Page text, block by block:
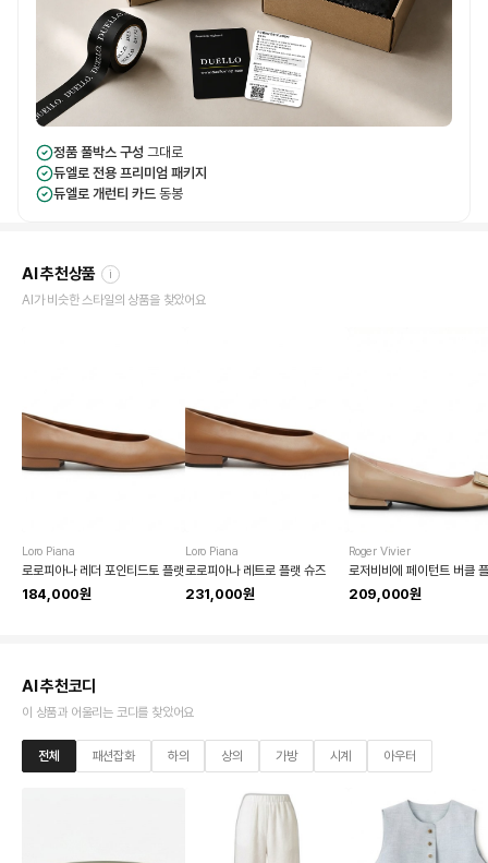
정품 풀박스 구성 그대로
듀엘로 전용 프리미엄 패키지
듀엘로 개런티 카드 동봉
AI 추천상품 i
AI가 비슷한 스타일의 상품을 찾았어요
Loro Piana
로로피아나 레더 포인티드토 플랫
184,000원
Loro Piana
로로피아나 레트로 플랫 슈즈
231,000원
Roger Vivier
로저비비에 페이턴트 버클
209,000원
AI 추천코디
이 상품과 어울리는 코디를 찾았어요
전체 패션잡화 하의 상의 가방 시계 아우터